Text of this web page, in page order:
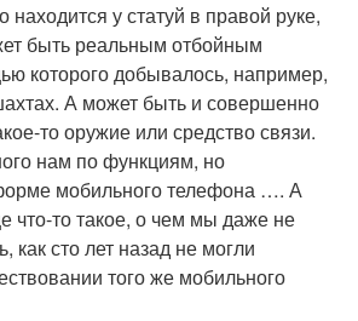
находится у статуй в правой руке,
быть реальным отбойным
которого добывалось, например,
А может быть и совершенно
то оружие или средство связи.
нам по функциям, но
мобильного телефона …. А
что-то такое, о чем мы даже не
как сто лет назад не могли
того же мобильного